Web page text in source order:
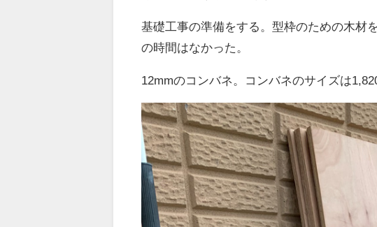
基礎工事の準備をする。型枠のための木材
の時間はなかった。
12mmのコンバネ。コンバネのサイズは